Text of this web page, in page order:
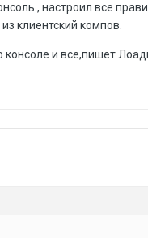
, настроил все
клиентский компов.
и все,пишет